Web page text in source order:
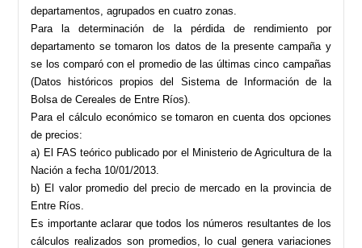
departamentos, agrupados en cuatro zonas.
Para la determinación de la pérdida de rendimiento por
departamento se tomaron los datos de la presente campaña y
se los comparó con el promedio de las últimas cinco campañas
(Datos históricos propios del Sistema de Información de la
Bolsa de Cereales de Entre Ríos).
Para el cálculo económico se tomaron en cuenta dos opciones
de precios:
a) El FAS teórico publicado por el Ministerio de Agricultura de la
Nación a fecha 10/01/2013.
b) El valor promedio del precio de mercado en la provincia de
Entre Ríos.
Es importante aclarar que todos los números resultantes de los
cálculos realizados son promedios, lo cual genera variaciones